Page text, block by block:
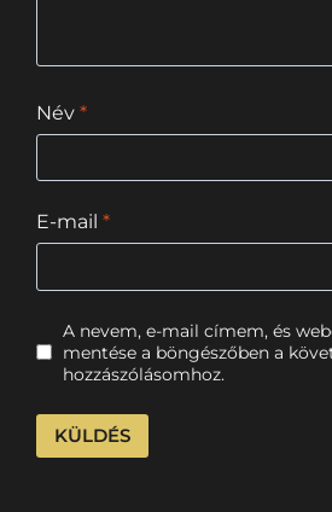
Név *
E-mail *
A nevem, e-mail címem, és
mentése a böngészőben a
hozzászólásomhoz.